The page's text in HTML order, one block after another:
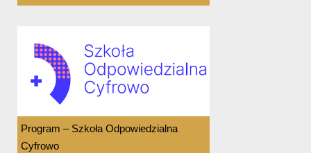
Program – Szkoła Odpowiedzialna
Cyfrowo